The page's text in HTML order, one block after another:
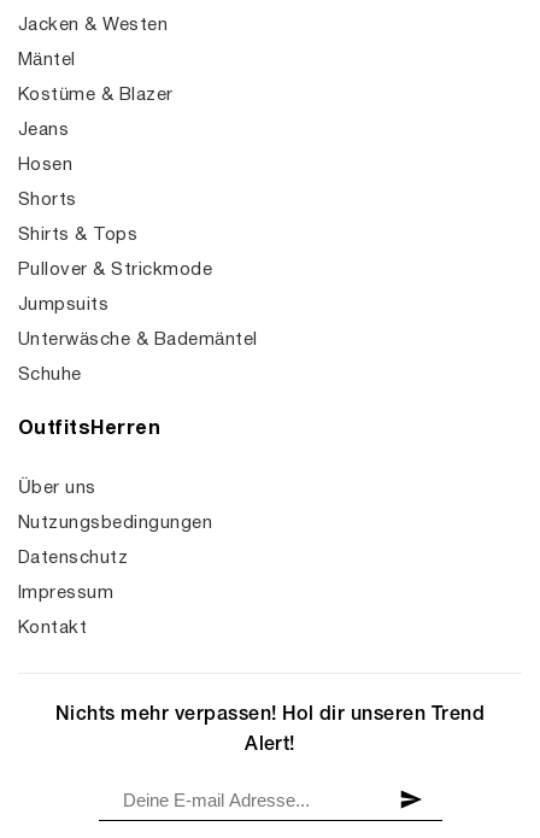
Jacken & Westen
Mäntel
Kostüme & Blazer
Jeans
Hosen
Shorts
Shirts & Tops
Pullover & Strickmode
Jumpsuits
Unterwäsche & Bademäntel
Schuhe
OutfitsHerren
Über uns
Nutzungsbedingungen
Datenschutz
Impressum
Kontakt
Nichts mehr verpassen! Hol dir unseren Trend
Alert!